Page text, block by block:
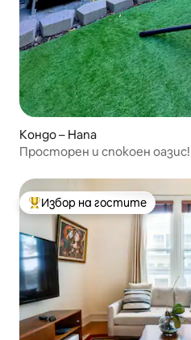
Кондо – Напа
Просторен и спокоен
Най-популярен избор на
Избор на гостите